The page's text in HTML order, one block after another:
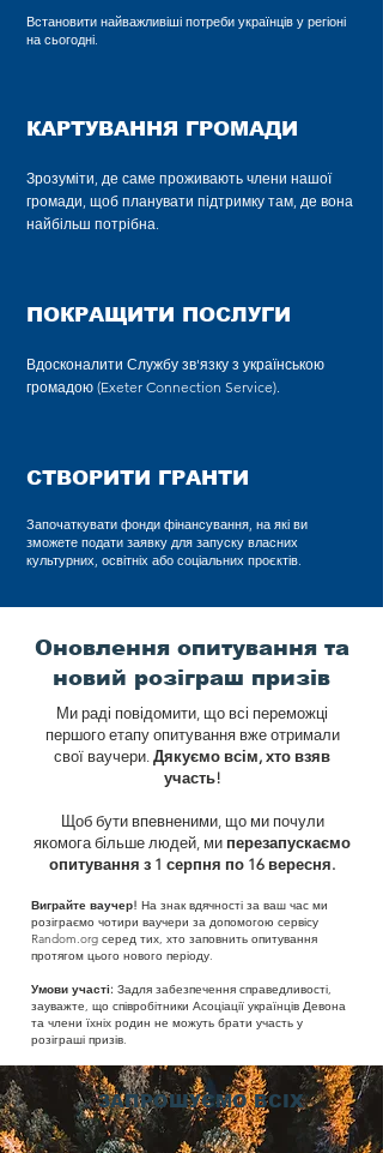
Встановити найважливіші потреби українців у регіоні
на сьогодні.
КАРТУВАННЯ ГРОМАДИ
Зрозуміти, де саме проживають члени нашої
громади, щоб планувати підтримку там, де вона
найбільш потрібна.
ПОКРАЩИТИ ПОСЛУГИ
Вдосконалити Службу зв'язку з українською
громадою (Exeter Connection Service).
СТВОРИТИ ГРАНТИ
Започаткувати фонди фінансування, на які ви
зможете подати заявку для запуску власних
культурних, освітніх або соціальних проєктів.
Оновлення опитування та
новий розіграш призів
Ми раді повідомити, що всі переможці
першого етапу опитування вже отримали
свої ваучери. Дякуємо всім, хто взяв
участь!
Щоб бути впевненими, що ми почули
якомога більше людей, ми перезапускаємо
опитування з 1 серпня по 16 вересня.
Виграйте ваучер! На знак вдячності за ваш час ми
розіграємо чотири ваучери за допомогою сервісу
Random.org серед тих, хто заповнить опитування
протягом цього нового періоду.
Умови участі: Задля забезпечення справедливості,
зауважте, що співробітники Асоціації українців Девона
та члени їхніх родин не можуть брати участь у
розіграші призів.
ЗАПРОШУЄМО ВСІХ